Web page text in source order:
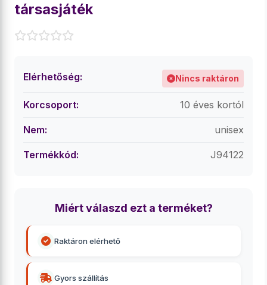
társasjáték
Elérhetőség: Nincs raktáron
Korcsoport: 10 éves kortól
Nem: unisex
Termékkód: J94122
Miért válaszd ezt a terméket?
Raktáron elérhető
Gyors szállítás